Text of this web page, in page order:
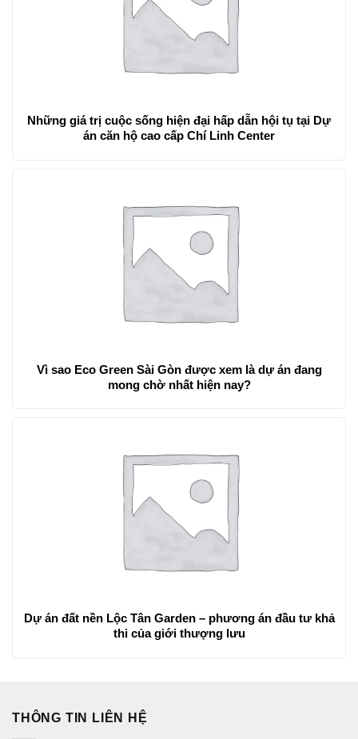
Những giá trị cuộc sống hiện đại hấp dẫn hội tụ tại Dự
án căn hộ cao cấp Chí Linh Center
Vì sao Eco Green Sài Gòn được xem là dự án đang
mong chờ nhất hiện nay?
Dự án đất nền Lộc Tân Garden – phương án đầu tư khả
thi của giới thượng lưu
THÔNG TIN LIÊN HỆ